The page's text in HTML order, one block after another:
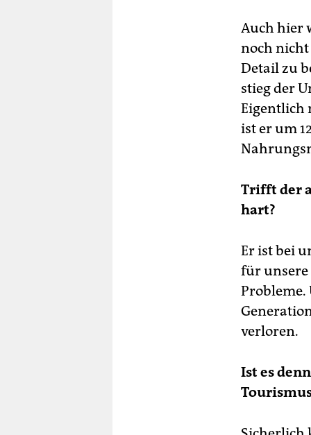
Auch hier
noch
Detail zu
stieg der
Eigentlich
ist er um
Trifft der
hart?
Er ist bei
für unsere
Probleme.
verloren.
Ist es